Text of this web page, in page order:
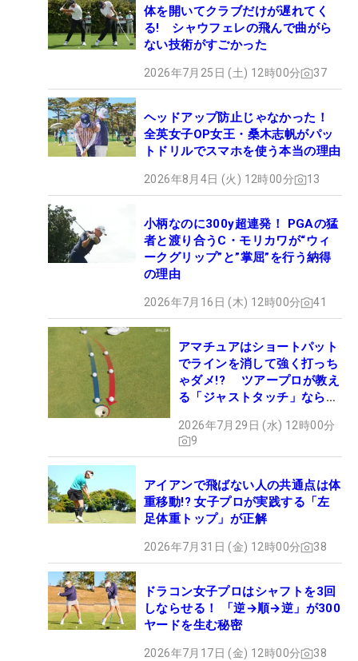
体を開いてクラブだけが遅れてく
る! シャウフェレの飛んで曲がら
ない技術がすごかった
2026年7月25日 (土) 12時00分 37
ヘッドアップ防止じゃなかった！
全英女子OP女王・桑木志帆がパッ
トドリルでスマホを使う本当の理由
2026年8月4日 (火) 12時00分 13
小柄なのに300y超連発！ PGAの猛
者と渡り合うC・モリカワが“ウィ
ークグリップ”と”掌屈”を行う納得
の理由
2026年7月16日 (木) 12時00分 41
アマチュアはショートパット
でラインを消して強く打っち
ゃダメ!? ツアープロが教え
る「ジャストタッチ」なら3
2026年7月29日 (水) 12時00分
9
アイアンで飛ばない人の共通点は体
重移動!? 女子プロが実践する「左
足体重トップ」が正解
2026年7月31日 (金) 12時00分 38
ドラコン女子プロはシャフトを3回
しならせる！ 「逆→順→逆」が300
ヤードを生む秘密
2026年7月17日 (金) 12時00分 38